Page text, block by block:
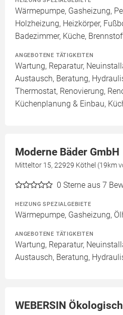
Wärmepumpe, Gasheizung,
Holzheizung, Heizkörper,
Badezimmer, Küche,
ANGEBOTENE TÄTIGKEITEN
Wartung, Reparatur,
Austausch, Beratung,
Thermostat, Renovierung,
Küchenplanung & Einbau,
Moderne Bäder GmbH
Mitteltor 15, 22929 Köthel (19km
0 Sterne aus 7
HEIZUNG SPEZIALGEBIETE
Wärmepumpe, Gasheizung,
ANGEBOTENE TÄTIGKEITEN
Wartung, Reparatur,
Austausch, Beratung,
WEBERSIN